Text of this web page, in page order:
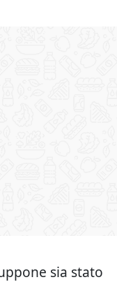
sia stato